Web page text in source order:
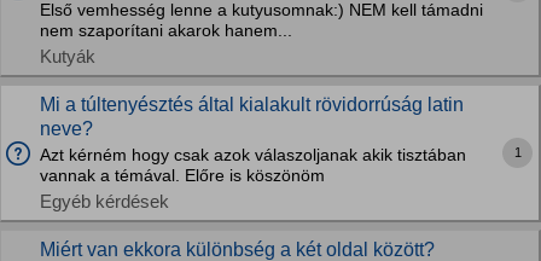
Első vemhesség lenne a kutyusomnak:) NEM kell támadni
nem szaporítani akarok hanem...
Kutyák
Mi a túltenyésztés által kialakult rövidorrúság latin
neve?
Azt kérném hogy csak azok válaszoljanak akik tisztában
vannak a témával. Előre is köszönöm
Egyéb kérdések
1
Miért van ekkora különbség a két oldal között?